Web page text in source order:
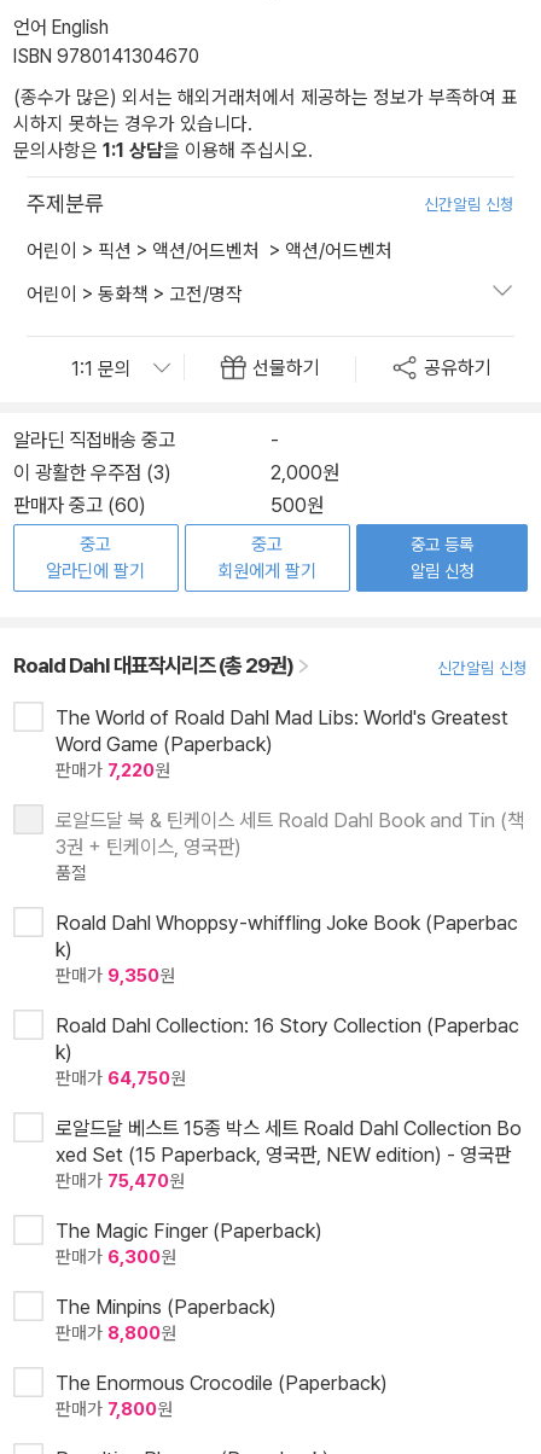
언어 English
ISBN 9780141304670
(종수가 많은) 외서는 해외거래처에서 제공하는 정보가 부족하여 표
시하지 못하는 경우가 있습니다.
문의사항은 1:1 상담을 이용해 주십시오.
주제분류 신간알림 신청
어린이 > 픽션 > 액션/어드벤처 > 액션/어드벤처
어린이 > 동화책 > 고전/명작
선물하기 공유하기
알라딘 직접배송 중고
-
이 광활한 우주점 (3)
2,000원
판매자 중고 (60)
500원
중고
알라딘에 팔기
중고
회원에게 팔기
중고 등록
알림 신청
Roald Dahl 대표작시리즈 (총 29권) 신간알림 신청
The World of Roald Dahl Mad Libs: World's Greatest
Word Game (Paperback)
판매가 7,220원
로알드달 북 & 틴케이스 세트 Roald Dahl Book and Tin (책
3권 + 틴케이스, 영국판)
품절
Roald Dahl Whoppsy-whiffling Joke Book (Paperbac
k)
판매가 9,350원
Roald Dahl Collection: 16 Story Collection (Paperbac
k)
판매가 64,750원
로알드달 베스트 15종 박스 세트 Roald Dahl Collection Bo
xed Set (15 Paperback, 영국판, NEW edition) - 영국판
판매가 75,470원
The Magic Finger (Paperback)
판매가 6,300원
The Minpins (Paperback)
판매가 8,800원
The Enormous Crocodile (Paperback)
판매가 7,800원